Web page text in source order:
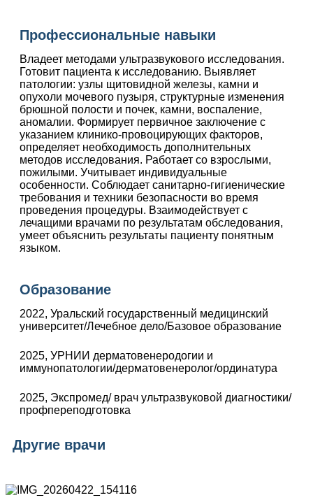
Профессиональные навыки
Владеет методами ультразвукового исследования.
Готовит пациента к исследованию. Выявляет
патологии: узлы щитовидной железы, камни и
опухоли мочевого пузыря, структурные изменения
брюшной полости и почек, камни, воспаление,
аномалии. Формирует первичное заключение с
указанием клинико-провоцирующих факторов,
определяет необходимость дополнительных
методов исследования. Работает со взрослыми,
пожилыми. Учитывает индивидуальные
особенности. Соблюдает санитарно-гигиенические
требования и техники безопасности во время
проведения процедуры. Взаимодействует с
лечащими врачами по результатам обследования,
умеет объяснить результаты пациенту понятным
языком.
Образование
2022, Уральский государственный медицинский
университет/Лечебное дело/Базовое образование
2025, УРНИИ дерматовенеродогии и
иммунопатологии/дерматовенеролог/ординатура
2025, Экспромед/ врач ультразвуковой диагностики/
профпереподготовка
Другие врачи